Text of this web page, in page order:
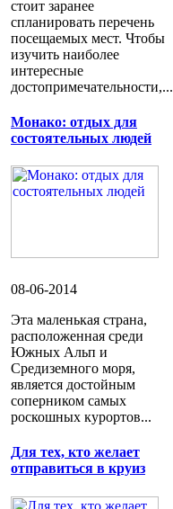
стоит заранее
спланировать перечень
посещаемых мест. Чтобы
изучить наиболее
интересные
достопримечательности,...
Монако: отдых для
состоятельных людей
08-06-2014
Эта маленькая страна,
расположенная среди
Южных Альп и
Средиземного моря,
является достойным
соперником самых
роскошных курортов...
Для тех, кто желает
отправиться в круиз